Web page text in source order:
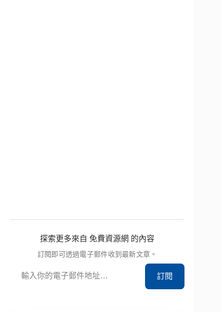
探索更多來自 免費資源網 的內容
訂閱即可透過電子郵件收到最新文章。
訂閱